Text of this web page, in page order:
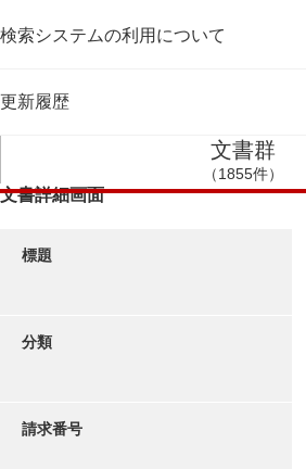
検索システムの利用について
更新履歴
文書群
（1855件）
文書詳細画面
標題
分類
請求番号